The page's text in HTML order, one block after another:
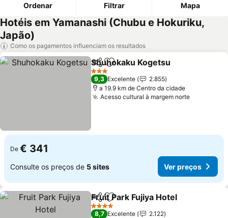
Ordenar Filtrar Mapa
Hotéis em Yamanashi (Chubu e Hokuriku,
Japão)
Como os pagamentos influenciam os resultados
PartilharAdicionar aos favoritos
Shuhokaku Kogetsu
3 Estrelas
9,3 Excelente
2.855
a 19.9 km de Centro da cidade
Acesso cultural à margem norteVer
De € 341
Consulte os preços de 5 sites Ver preços
PartilharAdicionar aos favoritos
Fruit Park Fujiya Hotel
4 Estrelas
8,7 Excelente
2.122